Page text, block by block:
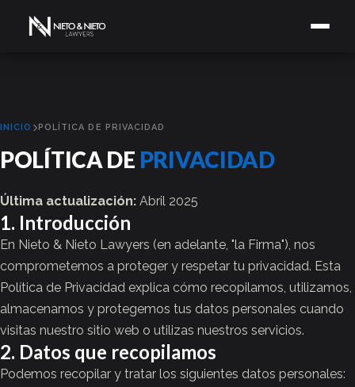
INICIO POLÍTICA DE PRIVACIDAD
POLÍTICA DE PRIVACIDAD
Última actualización: Abril 2025
1. Introducción
En Nieto & Nieto Lawyers (en adelante, "la Firma"), nos
comprometemos a proteger y respetar tu privacidad. Esta
Política de Privacidad explica cómo recopilamos, utilizamos,
almacenamos y protegemos tus datos personales cuando
visitas nuestro sitio web o utilizas nuestros servicios.
2. Datos que recopilamos
Podemos recopilar y tratar los siguientes datos personales: